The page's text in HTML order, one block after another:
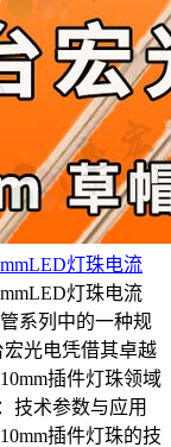
灯珠电流
灯珠电流
系列中的一种规
光电凭借其卓越
插件灯珠领域
技术参数与应用
插件灯珠的技